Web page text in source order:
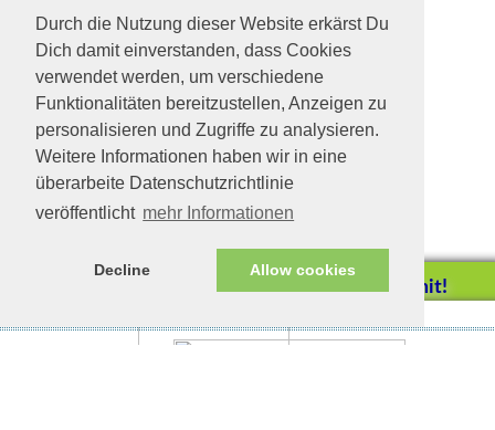
Durch die Nutzung dieser Website erkärst Du
Dich damit einverstanden, dass Cookies
verwendet werden, um verschiedene
Funktionalitäten bereitzustellen, Anzeigen zu
personalisieren und Zugriffe zu analysieren.
Weitere Informationen haben wir in eine
überarbeite Datenschutzrichtlinie
veröffentlicht mehr Informationen
Decline Allow cookies
Helfen Sie mit!
einen Einkauf bei